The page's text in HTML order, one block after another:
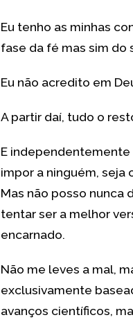
Eu tenho as minhas
fase da fé mas sim do
Eu não acredito em
A partir daí, tudo o
E independentemente
impor a ninguém, seja
Mas não posso nunca
tentar ser a melhor
encarnado.
Não me leves a mal,
exclusivamente
avanços científicos,